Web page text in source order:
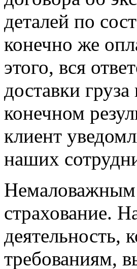
деталей по
конечно же
этого, вся
доставки
конечном
клиент
наших
Немаловажным
страхование.
деятельность,
требованиям,